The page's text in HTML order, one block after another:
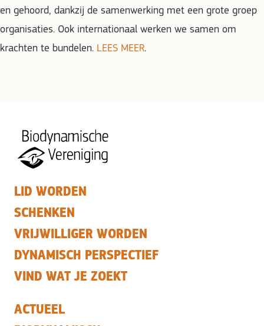
en gehoord, dankzij de samenwerking met een grote groep
organisaties. Ook internationaal werken we samen om
krachten te bundelen. LEES MEER.
LID WORDEN
SCHENKEN
VRIJWILLIGER WORDEN
DYNAMISCH PERSPECTIEF
VIND WAT JE ZOEKT
ACTUEEL